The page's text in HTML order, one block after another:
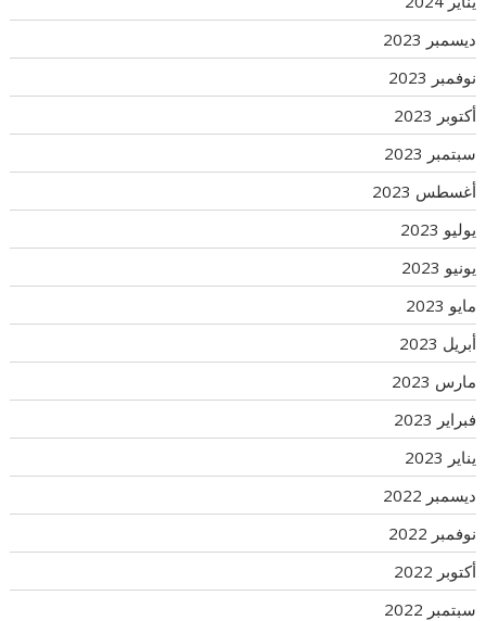
ديسمبر 2023
نوفمبر 2023
أكتوبر 2023
سبتمبر 2023
أغسطس 2023
يوليو 2023
يونيو 2023
مايو 2023
أبريل 2023
مارس 2023
فبراير 2023
يناير 2023
ديسمبر 2022
نوفمبر 2022
أكتوبر 2022
سبتمبر 2022